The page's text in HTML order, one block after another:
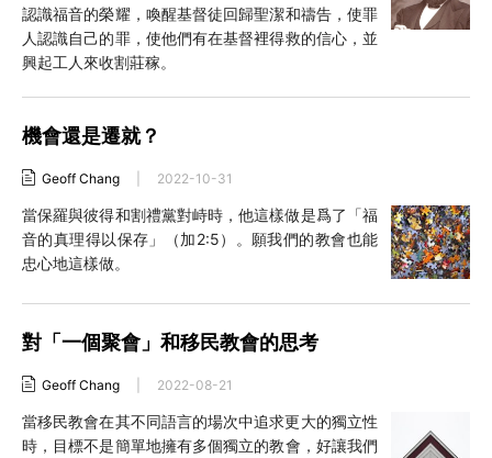
認識福音的榮耀，喚醒基督徒回歸聖潔和禱告，使罪
人認識自己的罪，使他們有在基督裡得救的信心，並
興起工人來收割莊稼。
機會還是遷就？
Geoff Chang 2022-10-31
當保羅與彼得和割禮黨對峙時，他這樣做是爲了「福
音的真理得以保存」（加2:5）。願我們的教會也能
忠心地這樣做。
對「一個聚會」和移民教會的思考
Geoff Chang 2022-08-21
當移民教會在其不同語言的場次中追求更大的獨立性
時，目標不是簡單地擁有多個獨立的教會，好讓我們